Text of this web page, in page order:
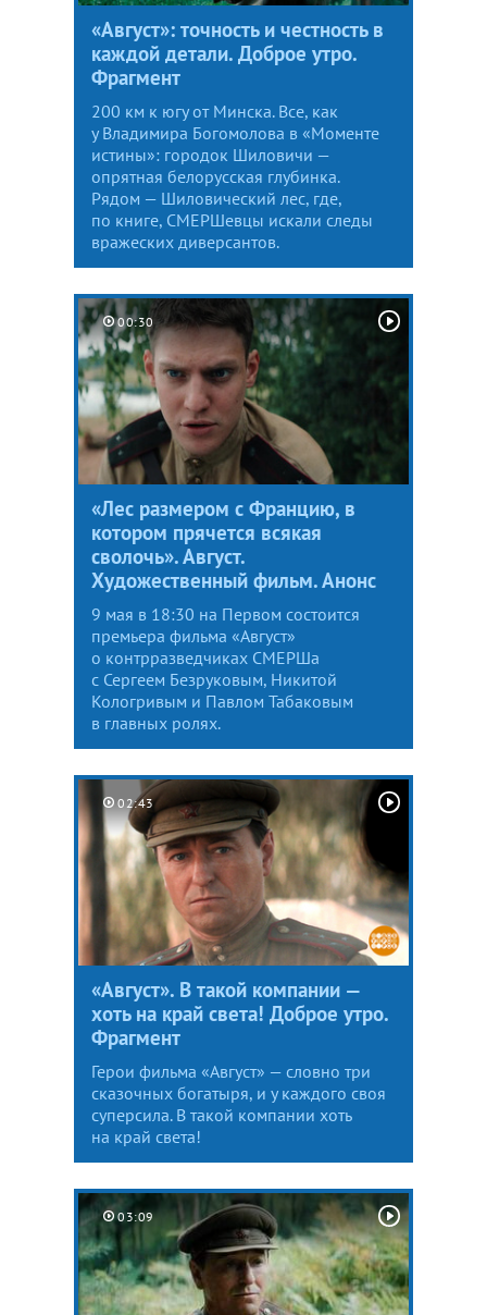
«Август»: точность и честность в
каждой детали. Доброе утро.
Фрагмент
200 км к югу от Минска. Все, как
у Владимира Богомолова в «Моменте
истины»: городок Шиловичи —
опрятная белорусская глубинка.
Рядом — Шиловический лес, где,
по книге, СМЕРШевцы искали следы
вражеских диверсантов.
00:30
«Лес размером с Францию, в
котором прячется всякая
сволочь». Август.
Художественный фильм. Анонс
9 мая в 18:30 на Первом состоится
премьера фильма «Август»
о контрразведчиках СМЕРШа
с Сергеем Безруковым, Никитой
Кологривым и Павлом Табаковым
в главных ролях.
02:43
«Август». В такой компании —
хоть на край света! Доброе утро.
Фрагмент
Герои фильма «Август» — словно три
сказочных богатыря, и у каждого своя
суперсила. В такой компании хоть
на край света!
03:09